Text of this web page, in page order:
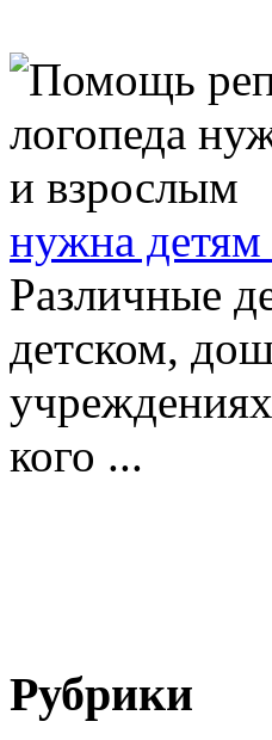
нужна
Различные
детском,
кого ...
Рубрики